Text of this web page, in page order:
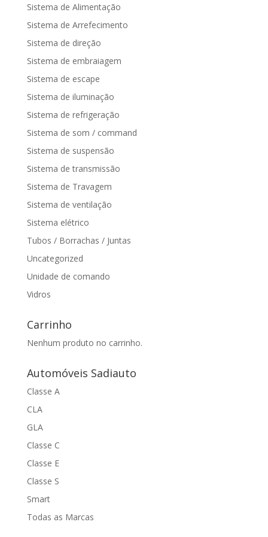
Sistema de Alimentação
Sistema de Arrefecimento
Sistema de direção
Sistema de embraiagem
Sistema de escape
Sistema de iluminação
Sistema de refrigeração
Sistema de som / command
Sistema de suspensão
Sistema de transmissão
Sistema de Travagem
Sistema de ventilação
Sistema elétrico
Tubos / Borrachas / Juntas
Uncategorized
Unidade de comando
Vidros
Carrinho
Nenhum produto no carrinho.
Automóveis Sadiauto
Classe A
CLA
GLA
Classe C
Classe E
Classe S
Smart
Todas as Marcas